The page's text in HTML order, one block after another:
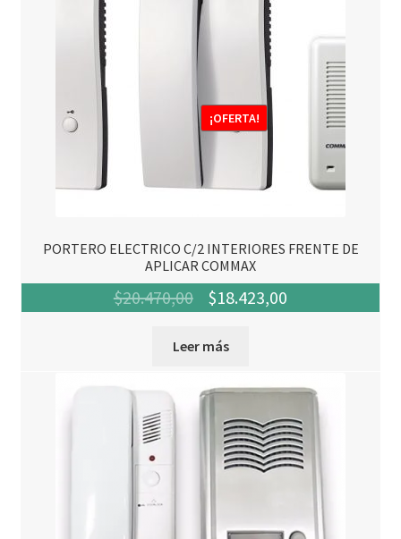
PORTERO ELECTRICO C/2 INTERIORES FRENTE DE
APLICAR COMMAX
¡OFERTA!
$20.470,00
El
original
era:
$20.470,00.
$18.423,00
es:
$18.423,00.
Leer más